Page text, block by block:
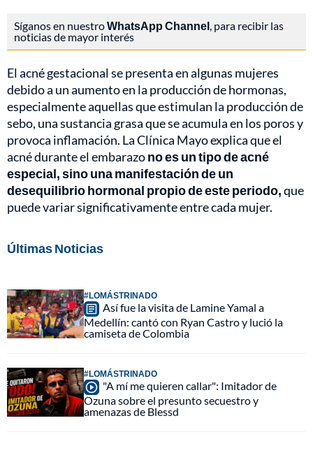
Síganos en nuestroWhatsApp Channel, para recibir las
noticias de mayor interés
El acné gestacional se presenta en algunas mujeres
debido a un aumento en la producción de hormonas,
especialmente aquellas que estimulan la producción de
sebo, una sustancia grasa que se acumula en los poros y
provoca inflamación. La Clínica Mayo explica que el
acné durante el embarazono es un tipo de acné
especial, sino una manifestación de un
desequilibrio hormonal propio de este periodo,que
puede variar significativamente entre cada mujer.
Últimas Noticias
#LOMÁSTRINADO
Así fue la visita de Lamine Yamal a
Medellín: cantó con Ryan Castro y lució la
camiseta de Colombia
#LOMÁSTRINADO
"A mí me quieren callar": Imitador de
Ozuna sobre el presunto secuestro y
amenazas de Blessd